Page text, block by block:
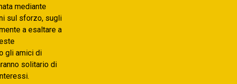
mediante
sul sforzo, sugli
a esaltare a
gli amici di
solitario di